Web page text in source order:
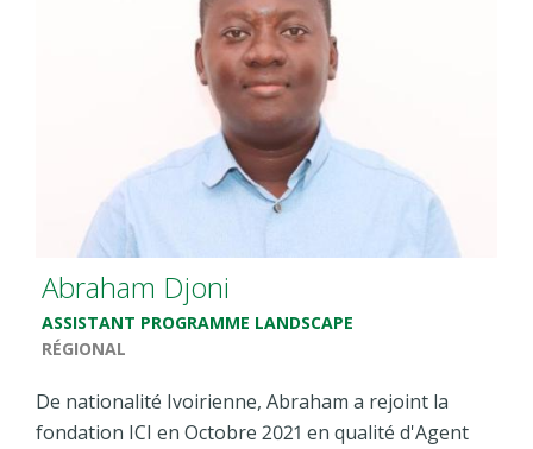
Abraham Djoni
ASSISTANT PROGRAMME LANDSCAPE
RÉGIONAL
De nationalité Ivoirienne, Abraham a rejoint la
fondation ICI en Octobre 2021 en qualité d'Agent